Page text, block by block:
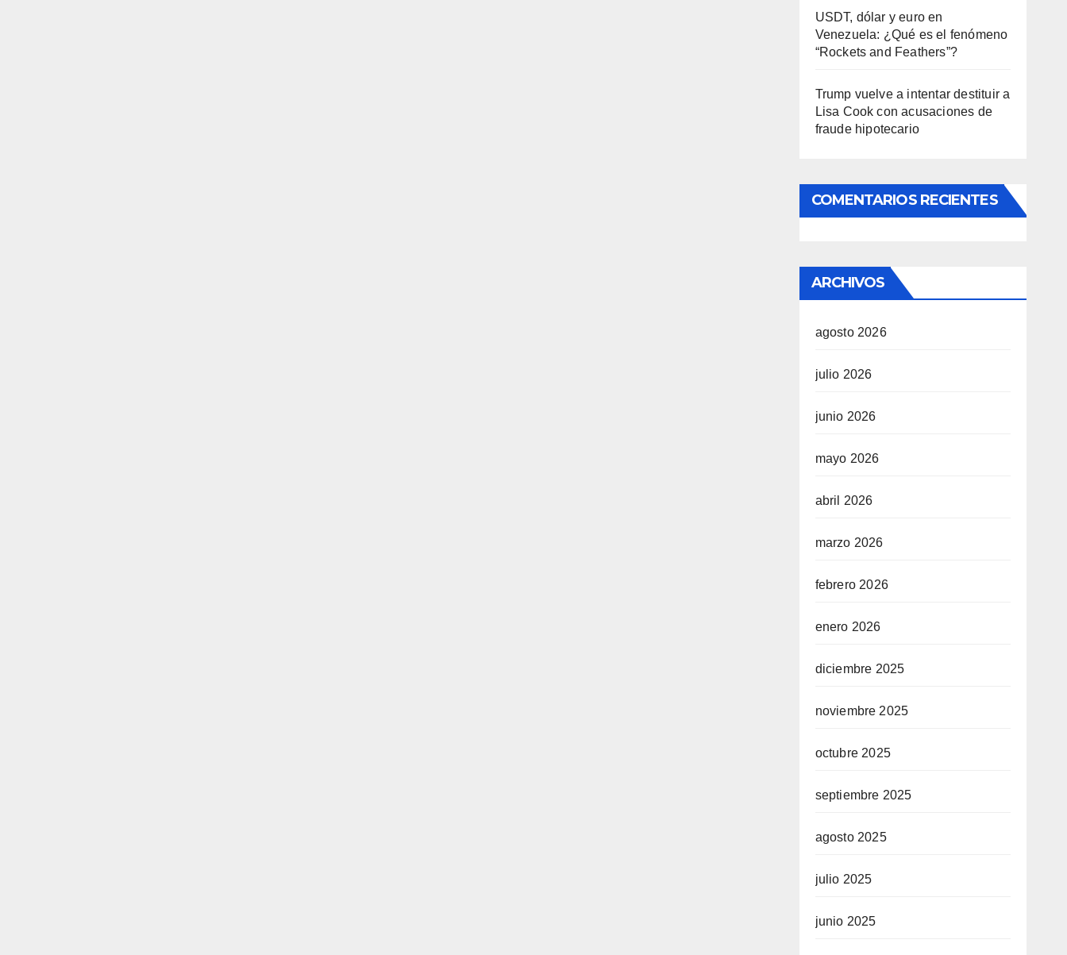
USDT, dólar y euro en
Venezuela: ¿Qué es el fenómeno
“Rockets and Feathers”?
Trump vuelve a intentar destituir a
Lisa Cook con acusaciones de
fraude hipotecario
COMENTARIOS RECIENTES
ARCHIVOS
agosto 2026
julio 2026
junio 2026
mayo 2026
abril 2026
marzo 2026
febrero 2026
enero 2026
diciembre 2025
noviembre 2025
octubre 2025
septiembre 2025
agosto 2025
julio 2025
junio 2025